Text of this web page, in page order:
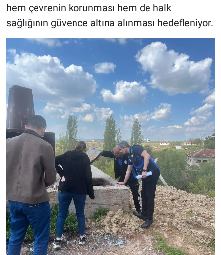
hem çevrenin korunması hem de halk
sağlığının güvence altına alınması hedefleniyor.